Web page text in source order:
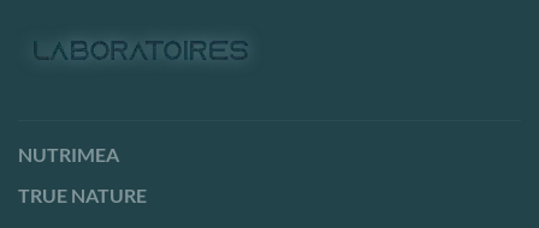
NUTRIMEA
TRUE NATURE